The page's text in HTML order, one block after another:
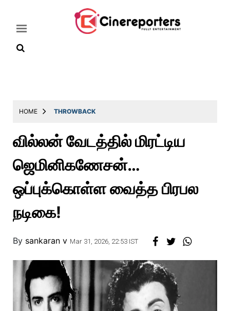
Latest
Throwback
Television
Reviews
Photos
Story
HOME THROWBACK
வில்லன் வேடத்தில் மிரட்டிய
ஜெமினிகணேசன்…
ஒப்புக்கொள்ள வைத்த பிரபல
நடிகை!
By sankaran v Mar 31, 2026, 22:53 IST